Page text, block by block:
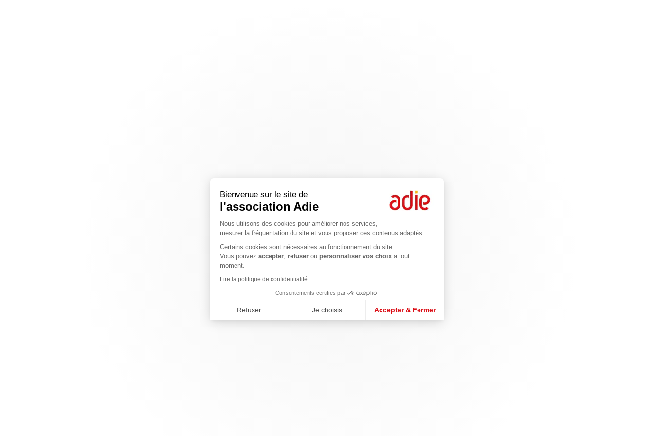
Bienvenue sur le site de
l'association Adie
Nous utilisons des cookies pour améliorer nos services,
mesurer la fréquentation du site et vous proposer des contenus adaptés.
Certains cookies sont nécessaires au fonctionnement du site.
Vous pouvez accepter, refuser ou personnaliser vos choix à tout
moment.
Lire la politique de confidentialité
Consentements certifiés par
Refuser Je choisis Accepter & Fermer
Axeptio consent